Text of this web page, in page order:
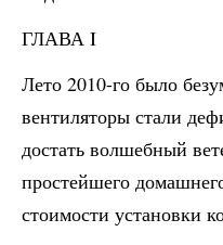
ГЛАВА I
Лето 2010-го было
вентиляторы стали
достать волшебный
простейшего
стоимости установки